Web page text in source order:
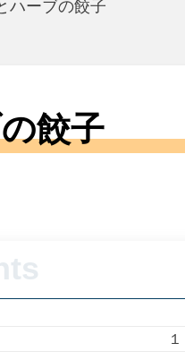
ハーブの餃子
餃子